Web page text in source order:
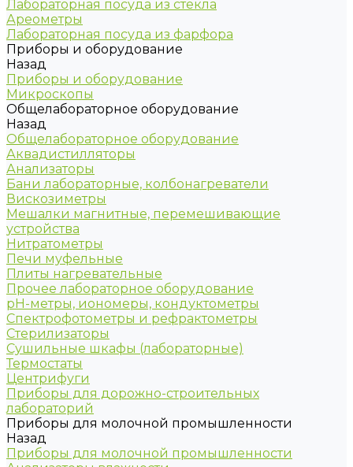
Лабораторная посуда из стекла
Ареометры
Лабораторная посуда из фарфора
Приборы и оборудование
Назад
Приборы и оборудование
Микроскопы
Общелабораторное оборудование
Назад
Общелабораторное оборудование
Аквадистилляторы
Анализаторы
Бани лабораторные, колбонагреватели
Вискозиметры
Мешалки магнитные, перемешивающие
устройства
Нитратометры
Печи муфельные
Плиты нагревательные
Прочее лабораторное оборудование
рН-метры, иономеры, кондуктометры
Спектрофотометры и рефрактометры
Стерилизаторы
Сушильные шкафы (лабораторные)
Термостаты
Центрифуги
Приборы для дорожно-строительных
лабораторий
Приборы для молочной промышленности
Назад
Приборы для молочной промышленности